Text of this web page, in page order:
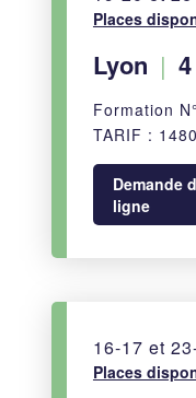
Places
Lyon |
Formation
TARIF :
Demande
ligne
16-17 et
Places